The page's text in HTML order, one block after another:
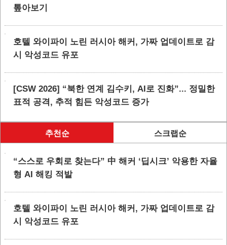
톺아보기
호텔 와이파이 노린 러시아 해커, 가짜 업데이트로 감
시 악성코드 유포
[CSW 2026] “북한 연계 김수키, AI로 진화”... 정밀한
표적 공격, 추적 힘든 악성코드 증가
추천순 스크랩순
“스스로 우회로 찾는다” 中 해커 ‘딥시크’ 악용한 자율
형 AI 해킹 적발
호텔 와이파이 노린 러시아 해커, 가짜 업데이트로 감
시 악성코드 유포